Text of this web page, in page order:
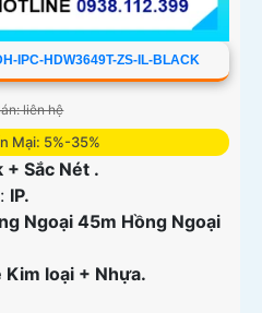
IPC-HDW3649T-ZS-IL-BLACK
liên hệ
Mại: 5%-35%
+ Sắc Nét .
IP.
Ngoại 45m Hồng Ngoại
Kim loại + Nhựa.